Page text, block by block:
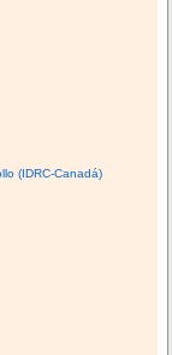
(IDRC-Canadá)